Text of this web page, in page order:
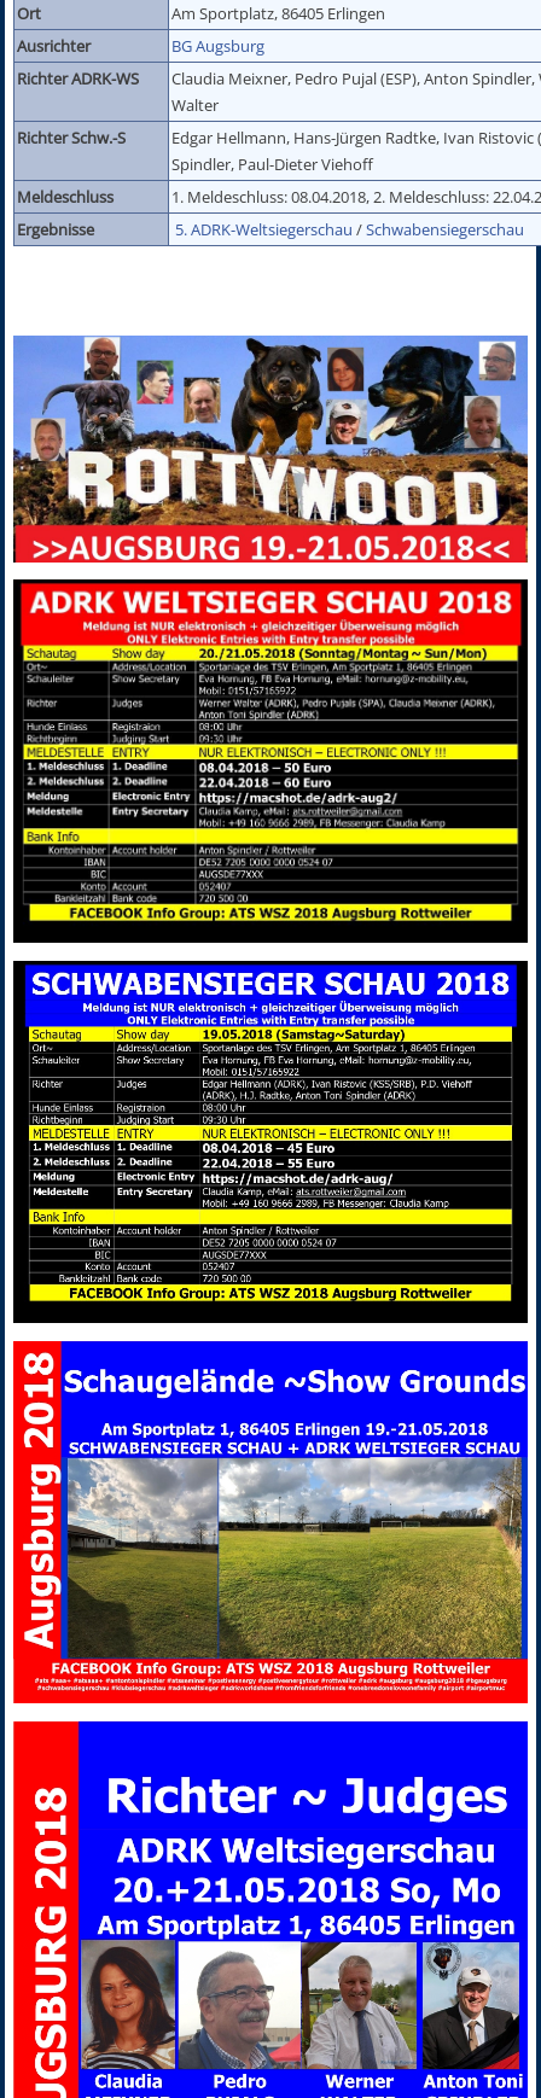
Ort
Am Sportplatz, 86405 Erlingen
Ausrichter
BG Augsburg
Richter ADRK-WS
Claudia Meixner, Pedro Pujal (ESP), Anton
Walter
Richter Schw.-S
Edgar Hellmann, Hans-Jürgen Radtke, Ivan Ristovic
Spindler, Paul-Dieter Viehoff
Meldeschluss
1. Meldeschluss: 08.04.2018, 2. Meldeschluss:
Ergebnisse
5. ADRK-Weltsiegerschau /Schwabensiegerschau